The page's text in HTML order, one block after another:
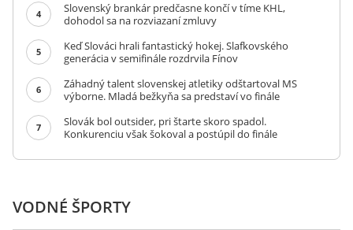
4
Slovenský brankár predčasne končí v tíme KHL,
dohodol sa na rozviazaní zmluvy
5
Keď Slováci hrali fantastický hokej. Slafkovského
generácia v semifinále rozdrvila Fínov
6
Záhadný talent slovenskej atletiky odštartoval MS
výborne. Mladá bežkyňa sa predstaví vo finále
7
Slovák bol outsider, pri štarte skoro spadol.
Konkurenciu však šokoval a postúpil do finále
VODNÉ ŠPORTY